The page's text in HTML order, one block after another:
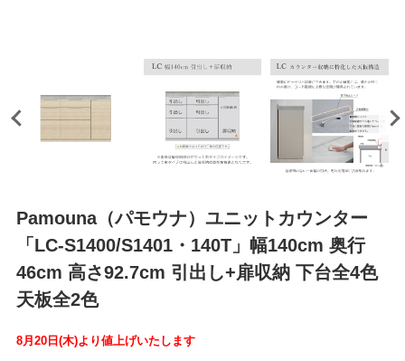
Pamouna（パモウナ）ユニットカウンター
「LC-S1400/S1401・140T」幅140cm 奥行
46cm 高さ92.7cm 引出し+扉収納 下台全4色
天板全2色
8月20日(木)より値上げいたします